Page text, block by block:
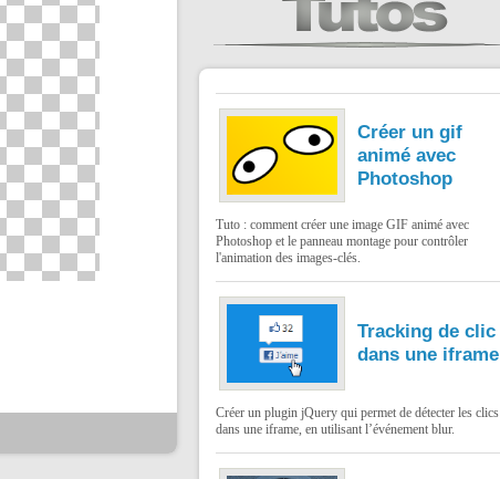
Créer un gif
animé avec
Photoshop
Tuto : comment créer une image GIF animé avec
Photoshop et le panneau montage pour contrôler
l'animation des images-clés.
Tracking de clic
dans une iframe
Créer un plugin jQuery qui permet de détecter les clics
dans une iframe, en utilisant l’événement blur.